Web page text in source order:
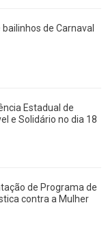
de Carnaval
Estadual de
e Solidário no dia 18
de Programa de
contra a Mulher